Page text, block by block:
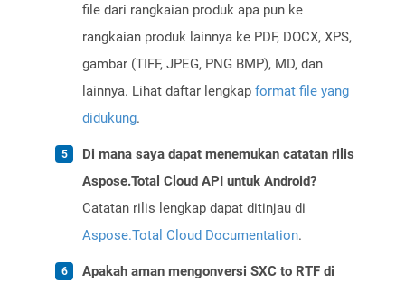
file dari rangkaian produk apa pun ke
rangkaian produk lainnya ke PDF, DOCX, XPS,
gambar (TIFF, JPEG, PNG BMP), MD, dan
lainnya. Lihat daftar lengkap format file yang
didukung.
Di mana saya dapat menemukan catatan rilis
Aspose.Total Cloud API untuk Android?
Catatan rilis lengkap dapat ditinjau di
Aspose.Total Cloud Documentation.
Apakah aman mengonversi SXC to RTF di